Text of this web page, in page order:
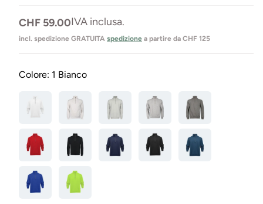
Prezzo
normale
CHF 59.00IVA inclusa.
incl. spedizione GRATUITA spedizione a partire da CHF 125
Colore: 1 Bianco